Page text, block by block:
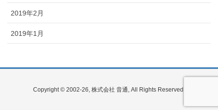
2019年2月
2019年1月
Copyright © 2002-26, 株式会社 音通, All Rights Reserved.